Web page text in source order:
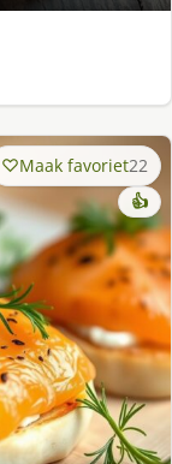
Maak favoriet22
👍